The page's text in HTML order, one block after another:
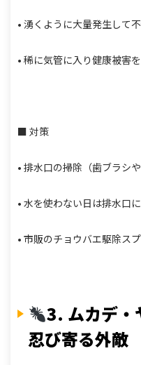
• 湧くように大量発生して
• 稀に気管に入り健康被害
■ 対策
• 排水口の掃除（歯ブラシ
• 水を使わない日は排水口
• 市販のチョウバエ駆除ス
3. ムカデ・
忍び寄る外敵